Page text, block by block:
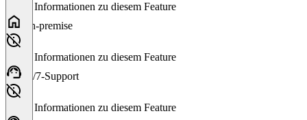
Keine Informationen zu diesem Feature
On-premise
Keine Informationen zu diesem Feature
24/7-Support
Keine Informationen zu diesem Feature